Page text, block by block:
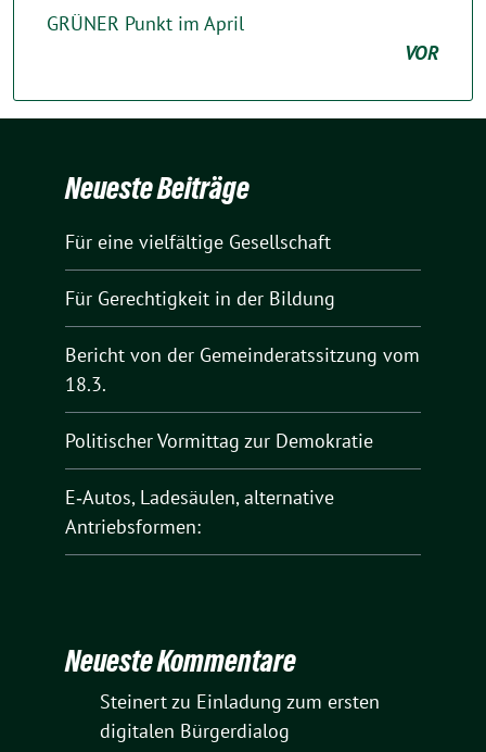
GRÜNER Punkt im April
VOR
Neueste Beiträge
Für eine vielfältige Gesellschaft
Für Gerechtigkeit in der Bildung
Bericht von der Gemeinderatssitzung vom
18.3.
Politischer Vormittag zur Demokratie
E‑Autos, Ladesäulen, alternative
Antriebsformen:
Neueste Kommentare
Steinertzu Einladung zum ersten
digitalen Bürgerdialog